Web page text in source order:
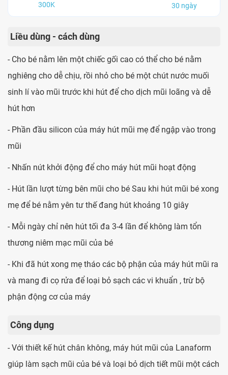
300K
30 ngày
Liều dùng - cách dùng
- Cho bé nằm lên một chiếc gối cao có thể cho bé nằm
nghiêng cho dễ chịu, rồi nhỏ cho bé một chút nước muối
sinh lí vào mũi trước khi hút để cho dịch mũi loãng và dễ
hút hơn
- Phần đầu silicon của máy hút mũi mẹ để ngập vào trong
mũi
- Nhấn nút khởi động để cho máy hút mũi hoạt động
- Hút lần lượt từng bên mũi cho bé Sau khi hút mũi bé xong
mẹ để bé nằm yên tư thế đang hút khoảng 10 giây
- Mỗi ngày chỉ nên hút tối đa 3-4 lần để không làm tổn
thương niêm mạc mũi của bé
- Khi đã hút xong mẹ tháo các bộ phận của máy hút mũi ra
và mang đi cọ rửa để loại bỏ sạch các vi khuẩn , trừ bộ
phận động cơ của máy
Công dụng
- Với thiết kế hút chân không, máy hút mũi của Lanaform
giúp làm sạch mũi của bé và loại bỏ dịch tiết mũi một cách